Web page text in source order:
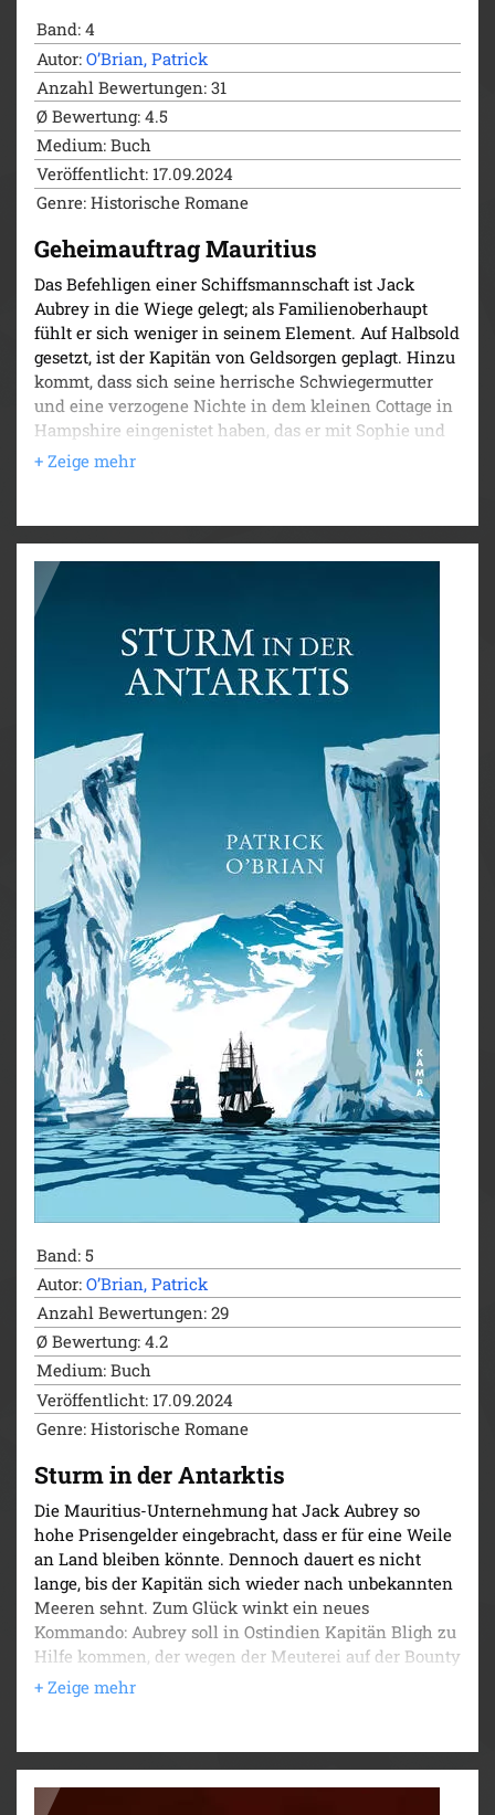
Band: 4
Autor: O’Brian, Patrick
Anzahl Bewertungen: 31
Ø Bewertung: 4.5
Medium: Buch
Veröffentlicht: 17.09.2024
Genre: Historische Romane
Geheimauftrag Mauritius
Das Befehligen einer Schiffsmannschaft ist Jack
Aubrey in die Wiege gelegt; als Familienoberhaupt
fühlt er sich weniger in seinem Element. Auf Halbsold
gesetzt, ist der Kapitän von Geldsorgen geplagt. Hinzu
kommt, dass sich seine herrische Schwiegermutter
und eine verzogene Nichte in dem kleinen Cottage in
Hampshire eingenistet haben, das er mit Sophie und
den neugeborenen Zwillingsmädchen bewohnt.
Wann immer es geht, flieht Aubrey in sein selbst
Schiffe zu beobachten. Da kommt wie ein Geschenk
und überbringt eine freudige Nachricht: Aubrey soll
mit einer Fregatte zum Kap der Guten Hoffnung
segeln, um von dort aus die Franzosen von den Inseln
Martinique und La Réunion vor der ostafrikanischen
Küste zu vertreiben. Der Kapitän kann sein Glück
kaum fassen. Doch bald werden ihm auch die Risiken
und Ehre verschaffen – oder er kostet ihn Kopf und
Kragen …
Band: 5
Autor: O’Brian, Patrick
Anzahl Bewertungen: 29
Ø Bewertung: 4.2
Medium: Buch
Veröffentlicht: 17.09.2024
Genre: Historische Romane
Sturm in der Antarktis
Die Mauritius-Unternehmung hat Jack Aubrey so
hohe Prisengelder eingebracht, dass er für eine Weile
an Land bleiben könnte. Dennoch dauert es nicht
lange, bis der Kapitän sich wieder nach unbekannten
Meeren sehnt. Zum Glück winkt ein neues
Kommando: Aubrey soll in Ostindien Kapitän Bligh zu
Hilfe kommen, der wegen der Meuterei auf der Bounty
zu zweifelhafter Berühmtheit gelangt ist. Mit an Bord
der HMS Leopard, eines klapprigen Fünfzig-Kanonen-
gefangene Zivilisten, die Aubrey im Auftrag der
britischen Krone nach Botany Bay bringen muss.
Darunter Louisa Wogan, eine geheimnisvolle